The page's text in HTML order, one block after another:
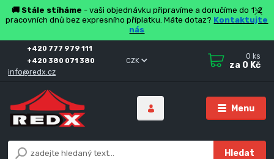
🚚 Stále stíháme - vaši objednávku připravíme a doručíme do 1-2
pracovních dnů bez expresního příplatku. Máte dotaz? Kontaktujte
nás
Menu
CZK
Hledat
+420 777 979 111
+420 380 071 380
info@redx.cz
0 ks
za 0 Kč